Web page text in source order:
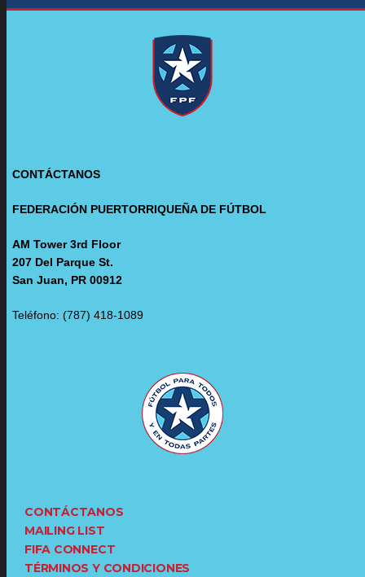
CONTÁCTANOS
FEDERACIÓN PUERTORRIQUEÑA DE FÚTBOL
AM Tower 3rd Floor
207 Del Parque St.
San Juan, PR 00912
Teléfono: (787) 418-1089
CONTÁCTANOS
MAILING LIST
FIFA CONNECT
TÉRMINOS Y CONDICIONES